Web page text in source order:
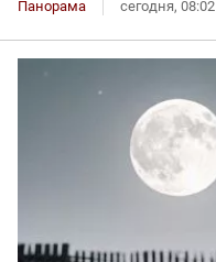
Панорама сегодня, 08:02